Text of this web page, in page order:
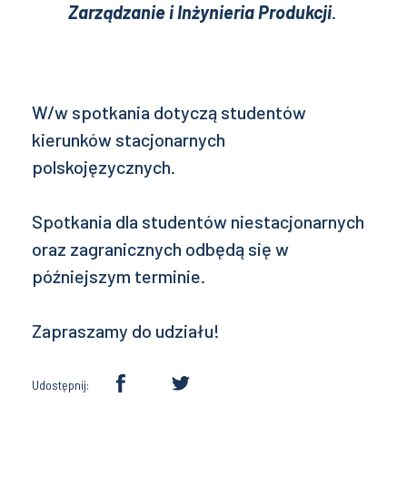
Zarządzanie i Inżynieria Produkcji.
W/w spotkania dotyczą studentów
kierunków stacjonarnych
polskojęzycznych.
Spotkania dla studentów niestacjonarnych
oraz zagranicznych odbędą się w
późniejszym terminie.
Zapraszamy do udziału!
Udostępnij: